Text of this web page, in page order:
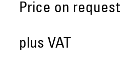
Price on request
plus VAT